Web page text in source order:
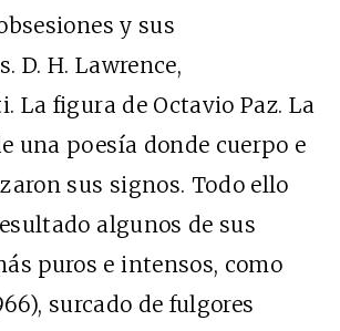
y sus
D. H. Lawrence,
La figura de Octavio Paz. La
una poesía donde cuerpo e
sus signos. Todo ello
algunos de sus
puros e intensos, como
surcado de fulgores